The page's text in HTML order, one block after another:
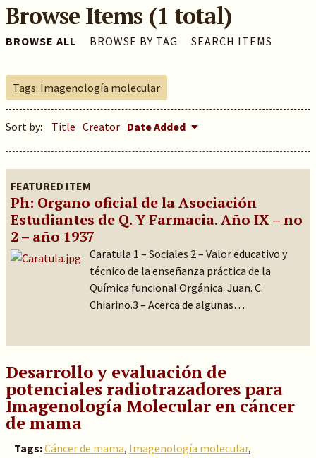
Browse Items (1 total)
BROWSE ALL BROWSE BY TAG SEARCH ITEMS
Tags: Imagenología molecular
Sort by: Title Creator Date Added
FEATURED ITEM
Ph: Organo oficial de la Asociación
Estudiantes de Q. Y Farmacia. Año IX – no
2 – año 1937
Caratula 1 – Sociales 2 – Valor educativo y
técnico de la enseñanza práctica de la
Química funcional Orgánica. Juan. C.
Chiarino.3 – Acerca de algunas…
Desarrollo y evaluación de
potenciales radiotrazadores para
Imagenología Molecular en cáncer
de mama
Tags:Cáncer de mama, Imagenología molecular,